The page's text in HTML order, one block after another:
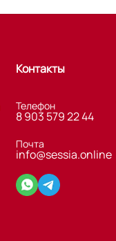
Контакты
Телефон
8 903 579 22 44
Почта
info@sessia.online